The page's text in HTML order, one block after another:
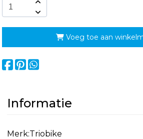
Voeg toe aan
Informatie
Merk:Triobike